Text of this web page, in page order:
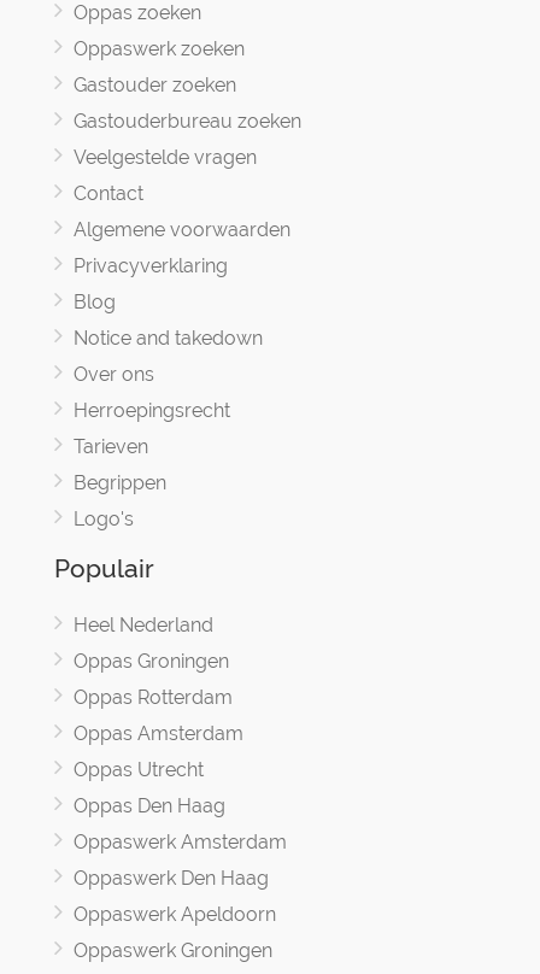
Oppas zoeken
Oppaswerk zoeken
Gastouder zoeken
Gastouderbureau zoeken
Veelgestelde vragen
Contact
Algemene voorwaarden
Privacyverklaring
Blog
Notice and takedown
Over ons
Herroepingsrecht
Tarieven
Begrippen
Logo's
Populair
Heel Nederland
Oppas Groningen
Oppas Rotterdam
Oppas Amsterdam
Oppas Utrecht
Oppas Den Haag
Oppaswerk Amsterdam
Oppaswerk Den Haag
Oppaswerk Apeldoorn
Oppaswerk Groningen